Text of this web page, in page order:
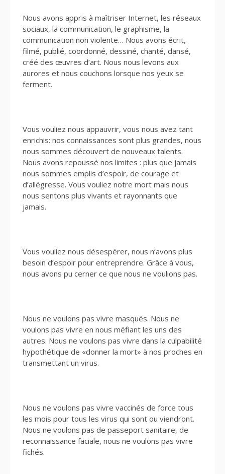
Nous avons appris à maîtriser Internet, les réseaux
sociaux, la communication, le graphisme, la
communication non violente… Nous avons écrit,
filmé, publié, coordonné, dessiné, chanté, dansé,
créé des œuvres d’art. Nous nous levons aux
aurores et nous couchons lorsque nos yeux se
ferment.
Vous vouliez nous appauvrir, vous nous avez tant
enrichis: nos connaissances sont plus grandes, nous
nous sommes découvert de nouveaux talents.
Nous avons repoussé nos limites : plus que jamais
nous sommes emplis d’espoir, de courage et
d’allégresse. Vous vouliez notre mort mais nous
nous sentons plus vivants et rayonnants que
jamais.
Vous vouliez nous désespérer, nous n’avons plus
besoin d’espoir pour entreprendre. Grâce à vous,
nous avons pu cerner ce que nous ne voulions pas.
Nous ne voulons pas vivre masqués. Nous ne
voulons pas vivre en nous méfiant les uns des
autres. Nous ne voulons pas vivre dans la culpabilité
hypothétique de «donner la mort» à nos proches en
transmettant un virus.
Nous ne voulons pas vivre vaccinés de force tous
les mois pour tous les virus qui sont ou viendront.
Nous ne voulons pas de passeport sanitaire, de
reconnaissance faciale, nous ne voulons pas vivre
fichés.